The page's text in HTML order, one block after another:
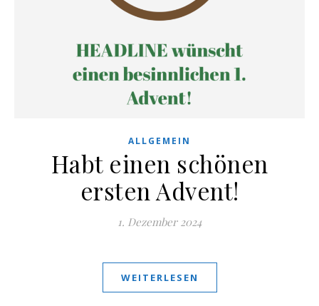
ALLGEMEIN
Habt einen schönen
ersten Advent!
1. Dezember 2024
WEITERLESEN